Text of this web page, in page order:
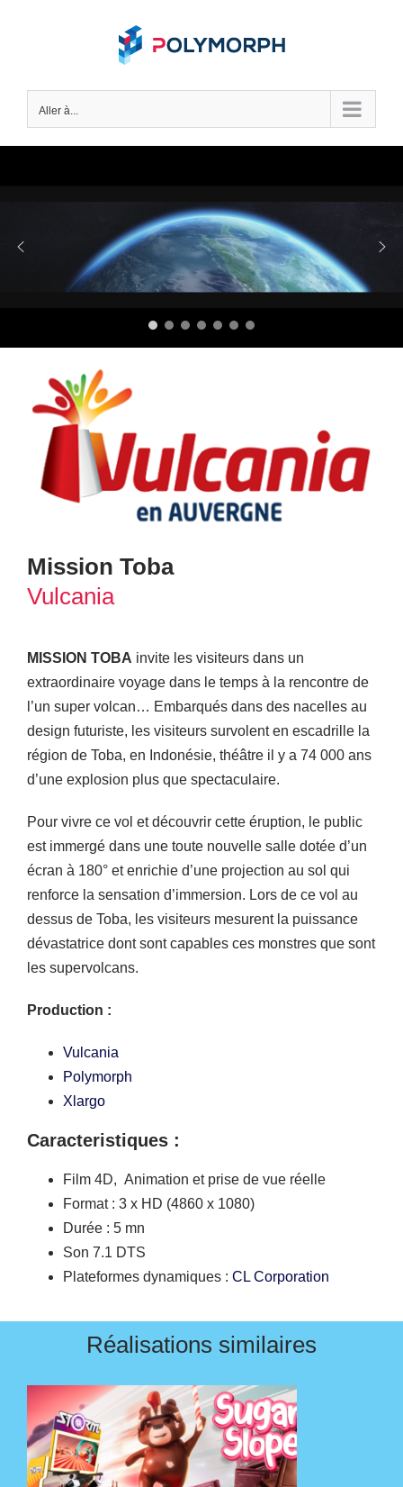
Aller à...
Mission Toba
Vulcania
MISSION TOBA invite les visiteurs dans un
extraordinaire voyage dans le temps à la rencontre de
l’un super volcan… Embarqués dans des nacelles au
design futuriste, les visiteurs survolent en escadrille la
région de Toba, en Indonésie, théâtre il y a 74 000 ans
d’une explosion plus que spectaculaire.
Pour vivre ce vol et découvrir cette éruption, le public
est immergé dans une toute nouvelle salle dotée d’un
écran à 180° et enrichie d’une projection au sol qui
renforce la sensation d’immersion. Lors de ce vol au
dessus de Toba, les visiteurs mesurent la puissance
dévastatrice dont sont capables ces monstres que sont
les supervolcans.
Production :
Vulcania
Polymorph
Xlargo
Caracteristiques :
Film 4D, Animation et prise de vue réelle
Format : 3 x HD (4860 x 1080)
Durée : 5 mn
Son 7.1 DTS
Plateformes dynamiques : CL Corporation
Réalisations similaires